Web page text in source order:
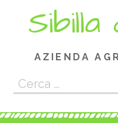
AZIENDA
Ricerca
per: